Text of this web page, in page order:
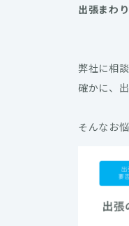
出張まわ
弊社に相
確かに、
そんなお